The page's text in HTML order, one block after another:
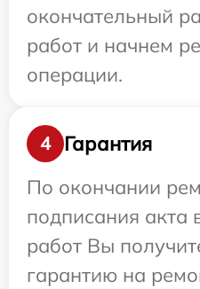
окончательный
работ и начнем
операции.
4
Гарантия
По окончании
подписания акта
работ Вы
гарантию на